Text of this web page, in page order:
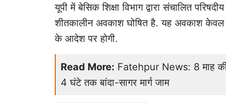
यूपी में बेसिक शिक्षा विभाग द्वारा संचालित
शीतकालीन अवकाश घोषित है. यह अवकाश केवल
के आदेश पर होगी.
Read More: Fatehpur News: 8 माह की
4 घंटे तक बांदा-सागर मार्ग जाम